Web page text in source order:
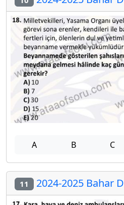
A B C
11 2024-2025 Bahar